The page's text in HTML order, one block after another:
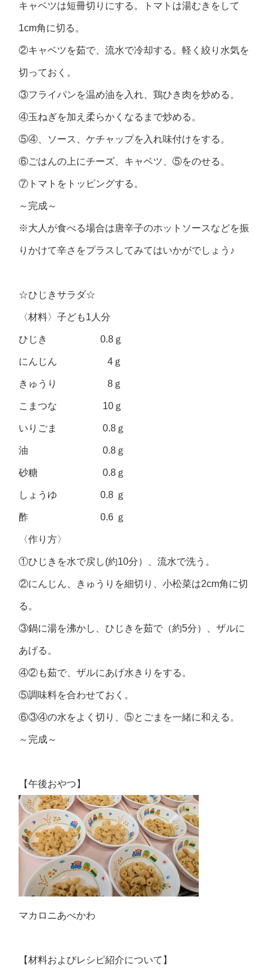
キャベツは短冊切りにする。トマトは湯むきをして
1cm角に切る。
②キャベツを茹で、流水で冷却する。軽く絞り水気を
切っておく。
③フライパンを温め油を入れ、鶏ひき肉を炒める。
④玉ねぎを加え柔らかくなるまで炒める。
⑤④、ソース、ケチャップを入れ味付けをする。
⑥ごはんの上にチーズ、キャベツ、⑤をのせる。
⑦トマトをトッピングする。
～完成～
※大人が食べる場合は唐辛子のホットソースなどを振
りかけて辛さをプラスしてみてはいかがでしょう♪
☆ひじきサラダ☆
〈材料〉子ども1人分
ひじき 0.8ｇ
にんじん 4ｇ
きゅうり 8ｇ
こまつな 10ｇ
いりごま 0.8ｇ
油 0.8ｇ
砂糖 0.8ｇ
しょうゆ 0.8 ｇ
酢 0.6 ｇ
〈作り方〉
①ひじきを水で戻し(約10分）、流水で洗う。
②にんじん、きゅうりを細切り、小松菜は2cm角に切
る。
③鍋に湯を沸かし、ひじきを茹で（約5分）、ザルに
あげる。
④②も茹で、ザルにあげ水きりをする。
⑤調味料を合わせておく。
⑥③④の水をよく切り、⑤とごまを一緒に和える。
～完成～
【午後おやつ】
マカロニあべかわ
【材料およびレシピ紹介について】